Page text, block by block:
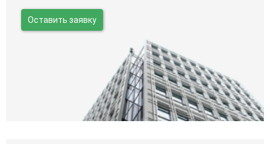
Оставить заявку